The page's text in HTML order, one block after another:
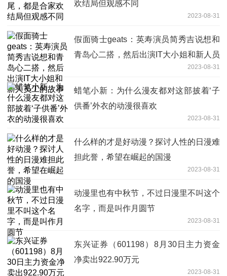
欢结局但观感不同
2023-08-31
假面骑士geats：英寿演员简秀吉说想和
青岛心二搭，然后出演IT大小姐和新人员
2023-08-31
蜡笔小新：为什么漫友都对这部披着‘子
供番’外衣的动漫很喜欢
2023-08-31
什么样的才是好动漫？探讨人性的日漫难
担此誉，希望在崛起的国漫
2023-08-31
动漫里也有中秋节，不过日漫里不叫这个
名字，而是叫作月圆节
2023-08-31
东兴证券（601198）8月30日主力资金
净卖出922.90万元
2023-08-31